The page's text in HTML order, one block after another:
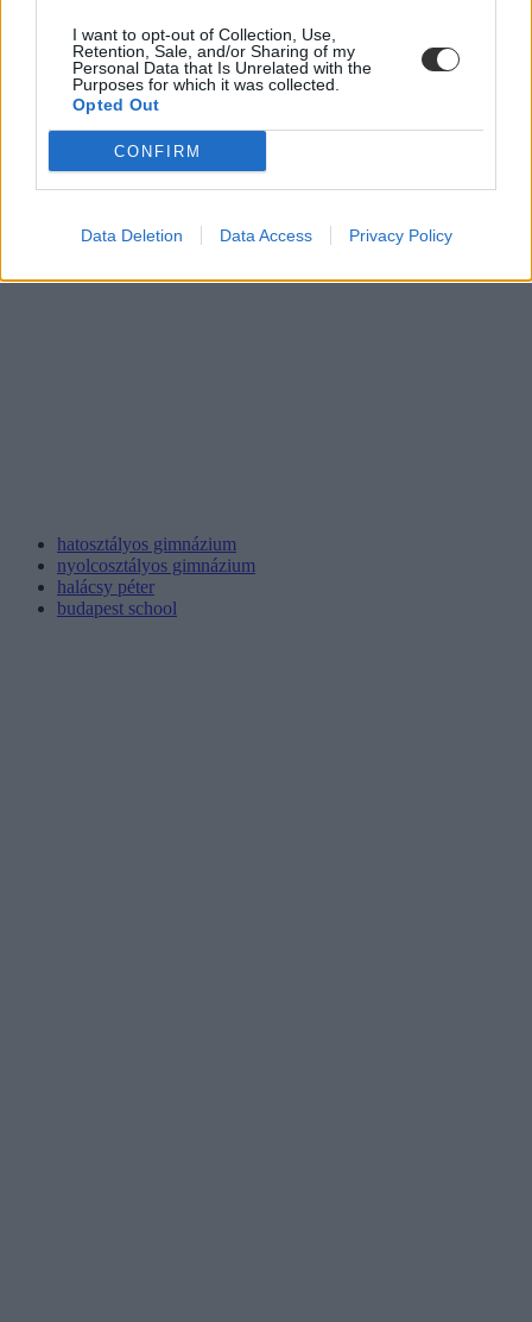
I want to opt-out of Collection, Use,
Retention, Sale, and/or Sharing of my
Personal Data that Is Unrelated with the
Purposes for which it was collected.
Opted Out
CONFIRM
Data Deletion Data Access Privacy Policy
előbb azt kell megkérdeznünk, miért akar annyi család elmenekülni
az általános iskola felső tagozatából. Amíg erre nincs válaszunk,
addig minden vita a hatosztályosokról félrevisz.”
Nyitókép: Getty Images
hatosztályos gimnázium
nyolcosztályos gimnázium
halácsy péter
budapest school